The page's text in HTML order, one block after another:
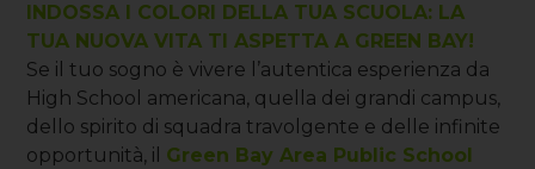
INDOSSA I COLORI DELLA TUA SCUOLA: LA
TUA NUOVA VITA TI ASPETTA A GREEN BAY!
Se il tuo sogno è vivere l’autentica esperienza da
High School americana, quella dei grandi campus,
dello spirito di squadra travolgente e delle infinite
opportunità, il Green Bay Area Public School